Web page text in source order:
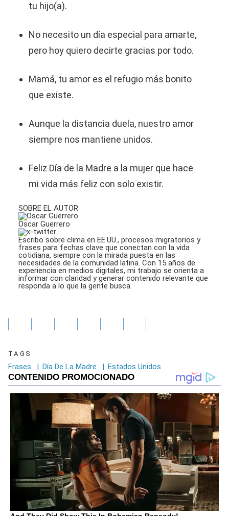
tu hijo(a).
No necesito un día especial para amarte,
pero hoy quiero decirte gracias por todo.
Mamá, tu amor es el refugio más bonito
que existe.
Aunque la distancia duela, nuestro amor
siempre nos mantiene unidos.
Feliz Día de la Madre a la mujer que hace
mi vida más feliz con solo existir.
SOBRE EL AUTOR
Oscar Guerrero
Escribo sobre clima en EE.UU., procesos migratorios y
frases para fechas clave que conectan con la vida
cotidiana, siempre con la mirada puesta en las
necesidades de la comunidad latina. Con 15 años de
experiencia en medios digitales, mi trabajo se orienta a
informar con claridad y generar contenido relevante que
responda a lo que la gente busca.
TAGS
Frases | Día De La Madre | Estados Unidos